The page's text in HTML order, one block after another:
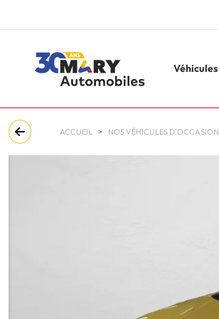
Véhicules
ACCUEIL NOS VÉHICULES D'OCCASION